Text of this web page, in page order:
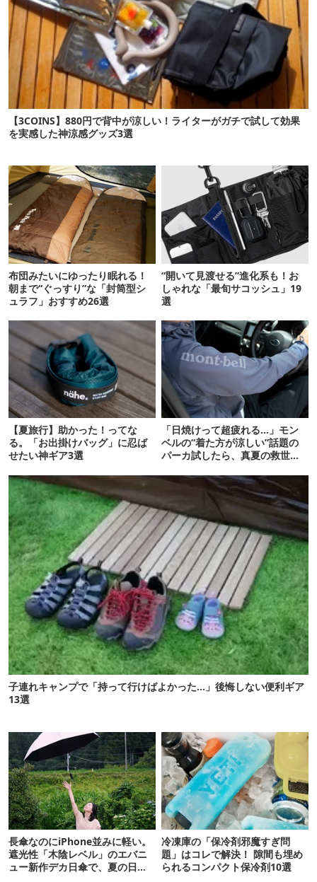
【3COINS】880円で背中が涼しい！ライターがガチで試して効果
を実感した神涼感グッズ3選
布団みたいにゆったり眠れる！
朝まで“ぐっすり”な「封筒型シ
ュラフ」おすすめ26選
“開いて見渡せる”進化系も！お
しゃれな「最旬サコッシュ」19
選
【夏旅行】助かった！ってな
る。「お出掛けバッグ」に忍ば
せたい神ギア3選
「日焼けって超疲れる…」モン
ベルの“着た方が涼しい”話題の
パーカ試したら、真夏の救世主
子連れキャンプで「持って行けばよかった…」後悔しない便利ギア
13選
長傘なのにiPhone並みに軽い。
遮光性「木陰レベル」のエバニ
ュー新作デカ日傘で、夏の日焼
冷凍庫の「保冷剤邪魔すぎ問
題」はコレで解決！ 隙間も埋め
られるコンパクト保冷剤10選